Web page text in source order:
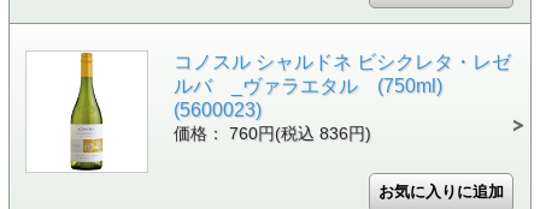
コノスル シャルドネ ビシクレタ・レゼ
ルバ _ヴァラエタル (750ml)
(5600023)
価格： 760円(税込 836円)